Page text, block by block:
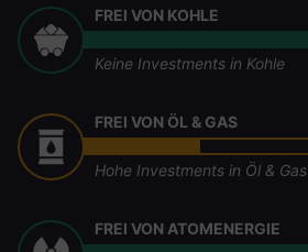
FREI VON KOHLE
Keine Investments in Kohle
FREI VON ÖL & GAS
Hohe Investments in Öl & Gas
FREI VON ATOMENERGIE